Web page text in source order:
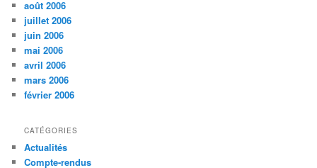
août 2006
juillet 2006
juin 2006
mai 2006
avril 2006
mars 2006
février 2006
CATÉGORIES
Actualités
Compte-rendus